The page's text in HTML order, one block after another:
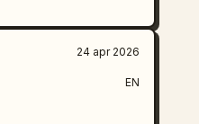
24 apr 2026
EN